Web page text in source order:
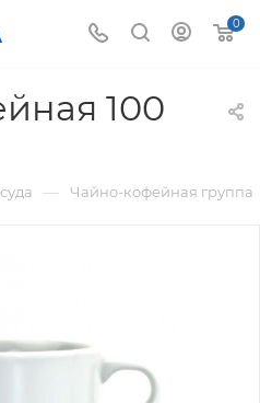
0
100
— Чайно-кофейная группа